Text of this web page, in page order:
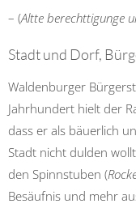
– (Altte berechttigunge
Stadt und Dorf,
Waldenburger
Jahrhundert hielt der
dass er als bäuerlich
Stadt nicht dulden
den Spinnstuben (
Besäufnis und mehr